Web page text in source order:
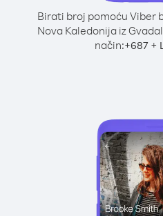
Birati broj pomoću Viber
Nova Kaledonija iz
način:+687+